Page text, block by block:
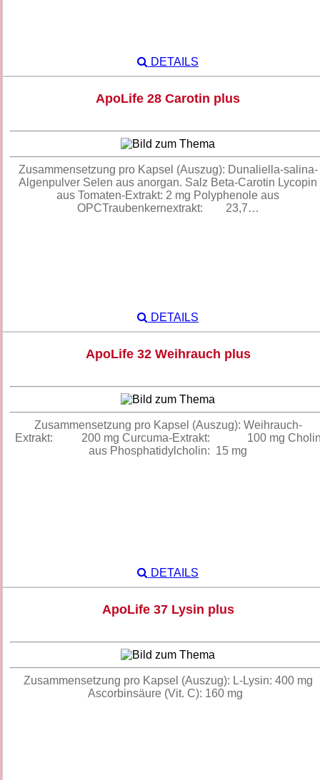
DETAILS
ApoLife 28 Carotin plus
Zusammensetzung pro Kapsel (Auszug): Dunaliella-salina-
Algenpulver Selen aus anorgan. Salz Beta-Carotin Lycopin
aus Tomaten-Extrakt: 2 mg Polyphenole aus
OPCTraubenkernextrakt: 23,7…
DETAILS
ApoLife 32 Weihrauch plus
Zusammensetzung pro Kapsel (Auszug): Weihrauch-
Extrakt: 200 mg Curcuma-Extrakt: 100 mg
aus Phosphatidylcholin: 15 mg
DETAILS
ApoLife 37 Lysin plus
Zusammensetzung pro Kapsel (Auszug): L-Lysin: 400 mg
Ascorbinsäure (Vit. C): 160 mg